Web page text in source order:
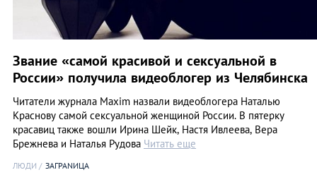
Звание «самой красивой и сексуальной в
России» получила видеоблогер из Челябинска
Читатели журнала Maxim назвали видеоблогера Наталью
Краснову самой сексуальной женщиной России. В пятерку
красавиц также вошли Ирина Шейк, Настя Ивлеева, Вера
Брежнева и Наталья Рудова Читать еще
ЛЮДИ ЗАГРАNИЦА